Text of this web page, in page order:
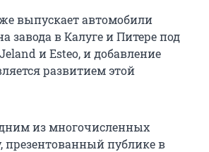
выпускает автомобили
завода в Калуге и Питере под
и Esteo, и добавление
развитием этой
из многочисленных
презентованный публике в